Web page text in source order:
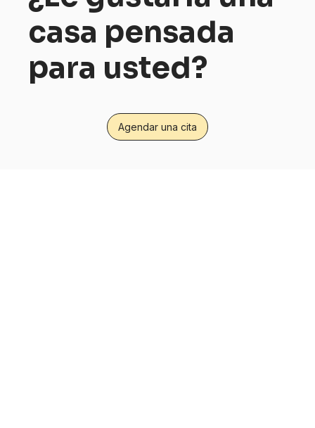
casa pensada
para usted?
Agendar una cita